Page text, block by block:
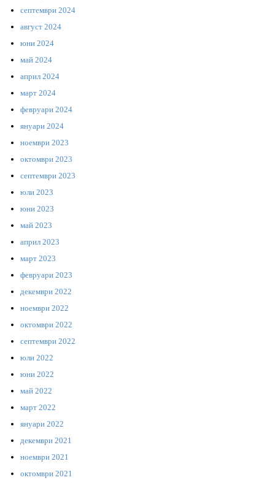
септември 2024
август 2024
юни 2024
май 2024
април 2024
март 2024
февруари 2024
януари 2024
ноември 2023
октомври 2023
септември 2023
юли 2023
юни 2023
май 2023
април 2023
март 2023
февруари 2023
декември 2022
ноември 2022
октомври 2022
септември 2022
юли 2022
юни 2022
май 2022
март 2022
януари 2022
декември 2021
ноември 2021
октомври 2021